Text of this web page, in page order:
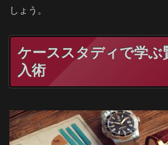
しょう。
ケーススタディで学ぶ
入術